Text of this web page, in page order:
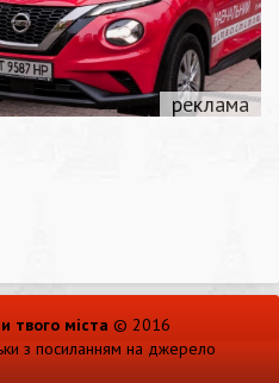
твого міста © 2016
з посиланням на джерело